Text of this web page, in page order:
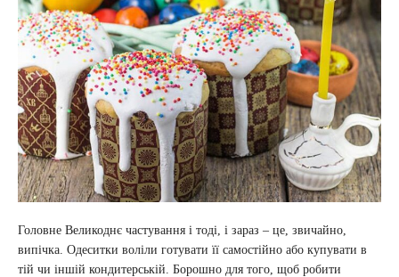
Головне Великоднє частування і тоді, і зараз – це, звичайно,
випічка. Одеситки воліли готувати її самостійно або купувати в
тій чи іншій кондитерській. Борошно для того, щоб робити